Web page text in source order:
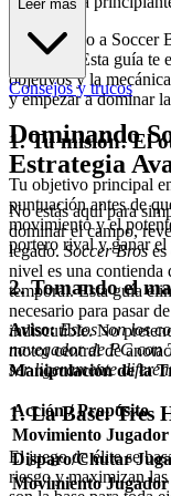
¡Bienvenido a
divertido. Esta guía
objetivos y la
y empezar a dominar
1. Tu misión: El
Tu objetivo principal
puntuación antes de
movimiento y el
portero rival y ganar
2. Tomando el
Aviso: Estos son los
navegador de PC con
ser ligeramente
Acción / Propósito
Movimiento Jugador
Disparo/Chutar
Movimiento
Leer más
Consejos y trucos
Dominando
Estrategia
No estás aquí para
dominar el campo,
legado.Soccer Broses
nivel es una contienda
temporal. Esta guía
necesario para pasar
indiscutible. No
motor central de
Manipulación de la
1. La Base: Tres
El juego de élite se
riesgo y maximizan